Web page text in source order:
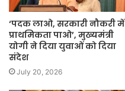
‘पदक लाओ, सरकारी नौकरी में
प्राथमिकता पाओ’, मुख्यमंत्री
योगी ने दिया युवाओं को दिया
संदेश
July 20, 2026